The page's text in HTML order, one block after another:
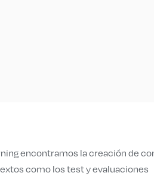
encontramos la creación de
como los test y evaluaciones